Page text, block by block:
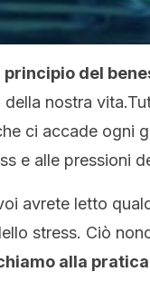
principio del
della nostra
ci accade ogni
e alle pressioni
avrete letto
stress. Ciò
alla